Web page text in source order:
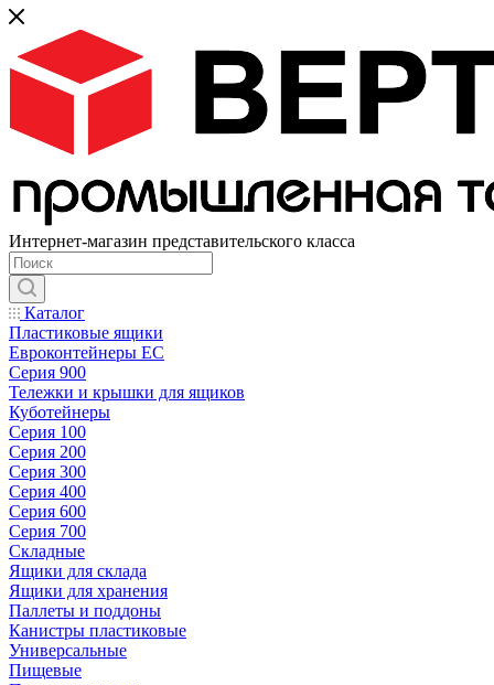
Интернет-магазин представительского класса
Каталог
Пластиковые ящики
Евроконтейнеры ЕС
Серия 900
Тележки и крышки для ящиков
Куботейнеры
Серия 100
Серия 200
Серия 300
Серия 400
Серия 600
Серия 700
Складные
Ящики для склада
Ящики для хранения
Паллеты и поддоны
Канистры пластиковые
Универсальные
Пищевые